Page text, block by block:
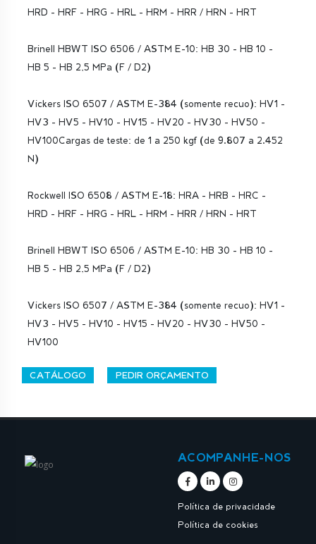
HRD - HRF - HRG - HRL - HRM - HRR / HRN - HRT
Brinell HBWT ISO 6506 / ASTM E-10: HB 30 - HB 10 -
HB 5 - HB 2,5 MPa (F / D2)
Vickers ISO 6507 / ASTM E-384 (somente recuo): HV1 -
HV3 - HV5 - HV10 - HV15 - HV20 - HV30 - HV50 -
HV100Cargas de teste: de 1 a 250 kgf (de 9.807 a 2.452
N)
Rockwell ISO 6508 / ASTM E-18: HRA - HRB - HRC -
HRD - HRF - HRG - HRL - HRM - HRR / HRN - HRT
Brinell HBWT ISO 6506 / ASTM E-10: HB 30 - HB 10 -
HB 5 - HB 2,5 MPa (F / D2)
Vickers ISO 6507 / ASTM E-384 (somente recuo): HV1 -
HV3 - HV5 - HV10 - HV15 - HV20 - HV30 - HV50 -
HV100
CATÁLOGO PEDIR ORÇAMENTO
ACOMPANHE-NOS
Política de privacidade
Política de cookies